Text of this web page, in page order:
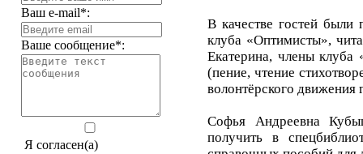
Ваш e-mail*:
Ваше сообщение*:
Я согласен(а)
В качестве гостей
клуба «Оптимисты»,
Екатерина, члены
(пение, чтение
волонтёрского движения
Софья Андреевна
получить в